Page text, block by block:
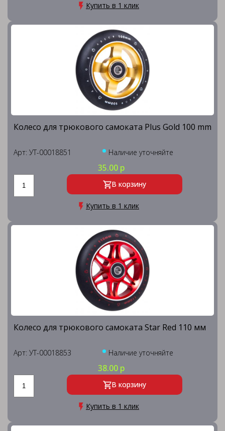
Купить в 1 клик
Колесо для трюкового самоката Plus Gold 100 mm
Арт: УТ-00018851 Наличие уточняйте
35.00 р
В корзину
Купить в 1 клик
Колесо для трюкового самоката Star Red 110 мм
Арт: УТ-00018853 Наличие уточняйте
38.00 р
В корзину
Купить в 1 клик